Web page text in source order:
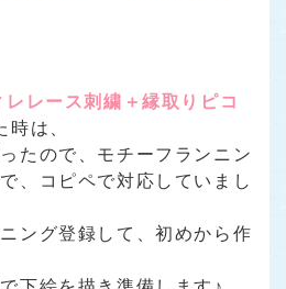
レース刺繍＋縁取りピコ
時は、
たので、モチーフランニン
、コピペで対応していまし
ング登録して、初めから作